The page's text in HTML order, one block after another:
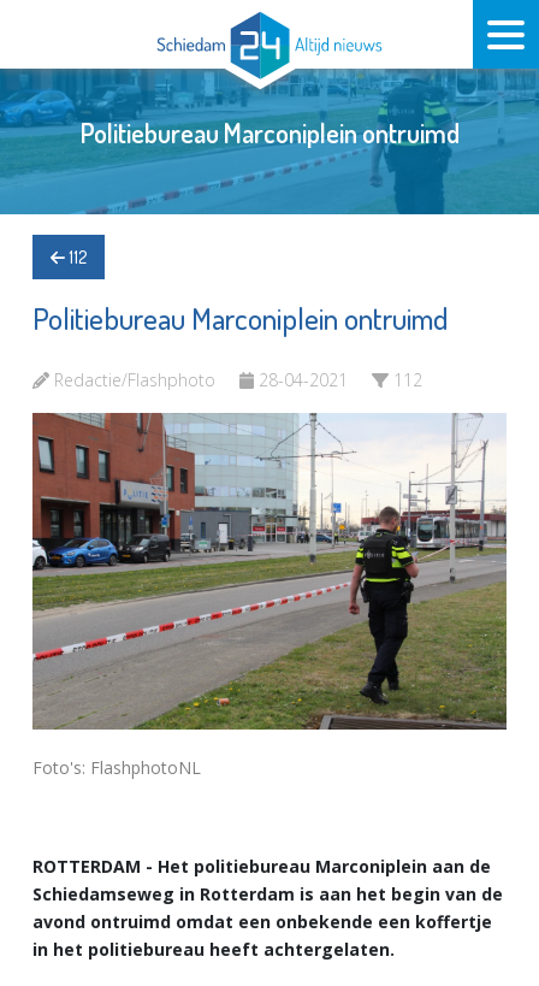
Politiebureau Marconiplein ontruimd
112
Politiebureau Marconiplein ontruimd
Redactie/Flashphoto 28-04-2021 112
Foto's: FlashphotoNL
ROTTERDAM - Het politiebureau Marconiplein aan de
Schiedamseweg in Rotterdam is aan het begin van de
avond ontruimd omdat een onbekende een koffertje
in het politiebureau heeft achtergelaten.